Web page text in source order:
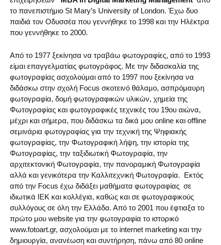
το πανεπιστήμιο St Mary’s University of London. Έχω δυο
παιδιά τον Οδυσσέα που γεννήθηκε το 1998 και την Ηλέκτρα
που γεννήθηκε το 2000.
Από το 1977 ξεκίνησα να τραβάω φωτογραφίες, από το 1993
είμαι επαγγελματίας φωτογράφος. Με την διδασκαλία της
φωτογραφίας ασχολούμαι από το 1997 που ξεκίνησα να
διδάσκω στην σχολή Focus σκοτεινό θάλαμο, ασπρόμαυρη
φωτογραφία, δομή φωτογραφικών υλικών, χημεία της
Φωτογραφίας και φωτογραφικές τεχνικές του 19ου αιώνα,
μέχρι και σήμερα, που διδάσκω τα δικά μου online και offline
σεμινάρια φωτογραφίας για την τεχνική της Ψηφιακής
φωτογραφίας, την Φωτογραφική λήψη, την ιστορία της
Φωτογραφίας, την ταξιδιωτική Φωτογραφία, την
αρχιτεκτονική Φωτογραφία, την πανοραμική Φωτογραφία
αλλά και γενικότερα την Καλλιτεχνική Φωτογραφία. Εκτός
από την Focus έχω διδάξει μαθήματα φωτογραφίας σε
ιδιωτικά ΙΕΚ και κολλέγια, καθώς και σε φωτογραφικούς
συλλόγους σε όλη την Ελλάδα. Από το 2001 που έφτιαξα το
πρώτο μου website για την φωτογραφία το ιστορικό
www.fotoart.gr, ασχολούμαι με το internet marketing και την
δημιουργία, ανανέωση και συντήρηση, πάνω από 80 online